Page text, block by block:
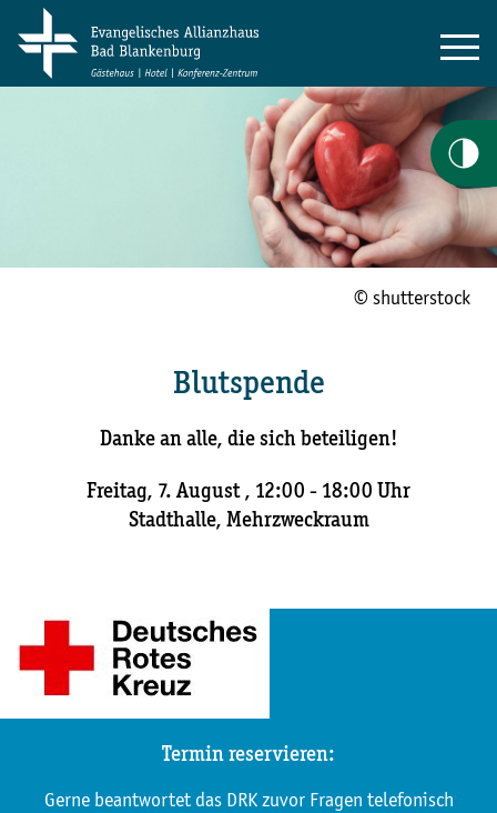
© shutterstock
Blutspende
Danke an alle, die sich beteiligen!
Freitag, 7. August , 12:00 - 18:00 Uhr
Stadthalle, Mehrzweckraum
Termin reservieren:
Gerne beantwortet das DRK zuvor Fragen telefonisch